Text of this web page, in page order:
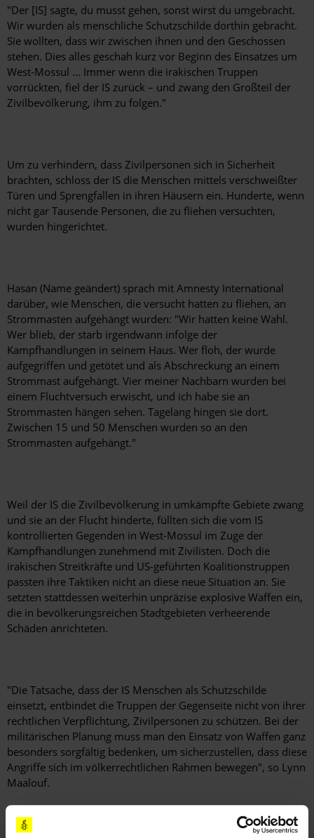
"Der [IS] sagte, du musst gehen, sonst wirst du umgebracht.
Wir wurden als menschliche Schutzschilde dorthin gebracht.
Sie wollten, dass wir zwischen ihnen und den Geschossen
stehen. Dies alles geschah kurz vor Beginn des Einsatzes um
West-Mossul ... Immer wenn die irakischen Truppen
vorrückten, fiel der IS zurück – und zwang den Großteil der
Zivilbevölkerung, ihm zu folgen."
Um zu verhindern, dass Zivilpersonen sich in Sicherheit
brachten, schloss der IS die Menschen mittels verschweißter
Türen und Sprengfallen in ihren Häusern ein. Hunderte, wenn
nicht gar Tausende Personen, die zu fliehen versuchten,
wurden hingerichtet.
Hasan (Name geändert) sprach mit Amnesty International
darüber, wie Menschen, die versucht hatten zu fliehen, an
Strommasten aufgehängt wurden: "Wir hatten keine Wahl.
Wer blieb, der starb irgendwann infolge der
Kampfhandlungen in seinem Haus. Wer floh, der wurde
aufgegriffen und getötet und als Abschreckung an einem
Strommast aufgehängt. Vier meiner Nachbarn wurden bei
einem Fluchtversuch erwischt, und ich habe sie an
Strommasten hängen sehen. Tagelang hingen sie dort.
Zwischen 15 und 50 Menschen wurden so an den
Strommasten aufgehängt."
Weil der IS die Zivilbevölkerung in umkämpfte Gebiete zwang
und sie an der Flucht hinderte, füllten sich die vom IS
kontrollierten Gegenden in West-Mossul im Zuge der
Kampfhandlungen zunehmend mit Zivilisten. Doch die
irakischen Streitkräfte und US-geführten Koalitionstruppen
passten ihre Taktiken nicht an diese neue Situation an. Sie
setzten stattdessen weiterhin unpräzise explosive Waffen ein,
die in bevölkerungsreichen Stadtgebieten verheerende
Schäden anrichteten.
"Die Tatsache, dass der IS Menschen als Schutzschilde
einsetzt, entbindet die Truppen der Gegenseite nicht von ihrer
rechtlichen Verpflichtung, Zivilpersonen zu schützen. Bei der
militärischen Planung muss man den Einsatz von Waffen ganz
besonders sorgfältig bedenken, um sicherzustellen, dass diese
Angriffe sich im völkerrechtlichen Rahmen bewegen", so Lynn
Maalouf.